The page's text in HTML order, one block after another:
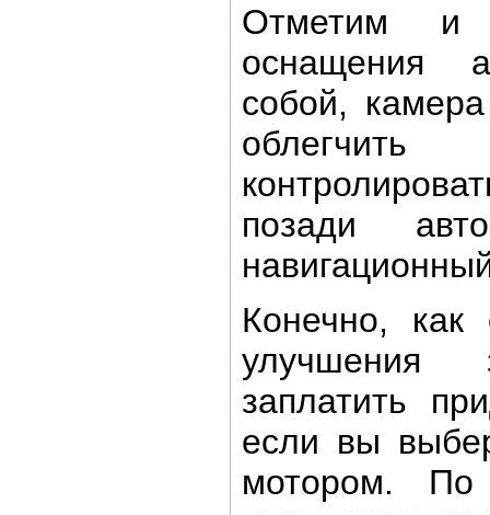
Отметим и
оснащения
собой,
позади
Конечно, как
улучшения
заплатить
если вы
мотором. По